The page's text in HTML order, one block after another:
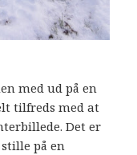
med ud på en
tilfreds med at
Det er
på en